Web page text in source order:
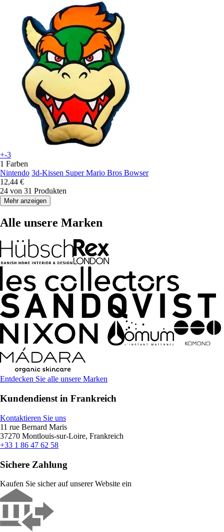
+-3
1 Farben
Nintendo 3d-Kissen Super Mario Bros Bowser
12,44 €
24 von 31 Produkten
Mehr anzeigen
Alle unsere Marken
Entdecken Sie alle unsere Marken
Kundendienst in Frankreich
Kontaktieren Sie uns
11 rue Bernard Maris
37270 Montlouis-sur-Loire, Frankreich
+33 1 86 47 62 58
Sichere Zahlung
Kaufen Sie sicher auf unserer Website ein